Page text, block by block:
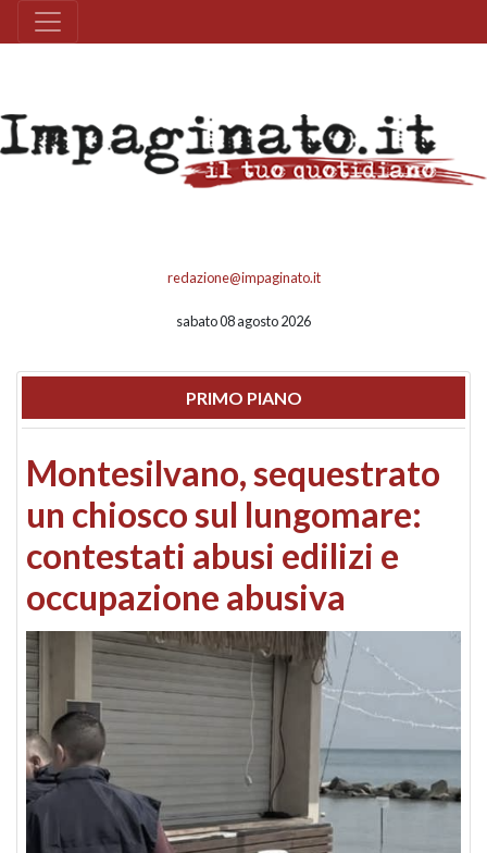
redazione@impaginato.it
sabato 08 agosto 2026
PRIMO PIANO
Montesilvano, sequestrato
un chiosco sul lungomare:
contestati abusi edilizi e
occupazione abusiva